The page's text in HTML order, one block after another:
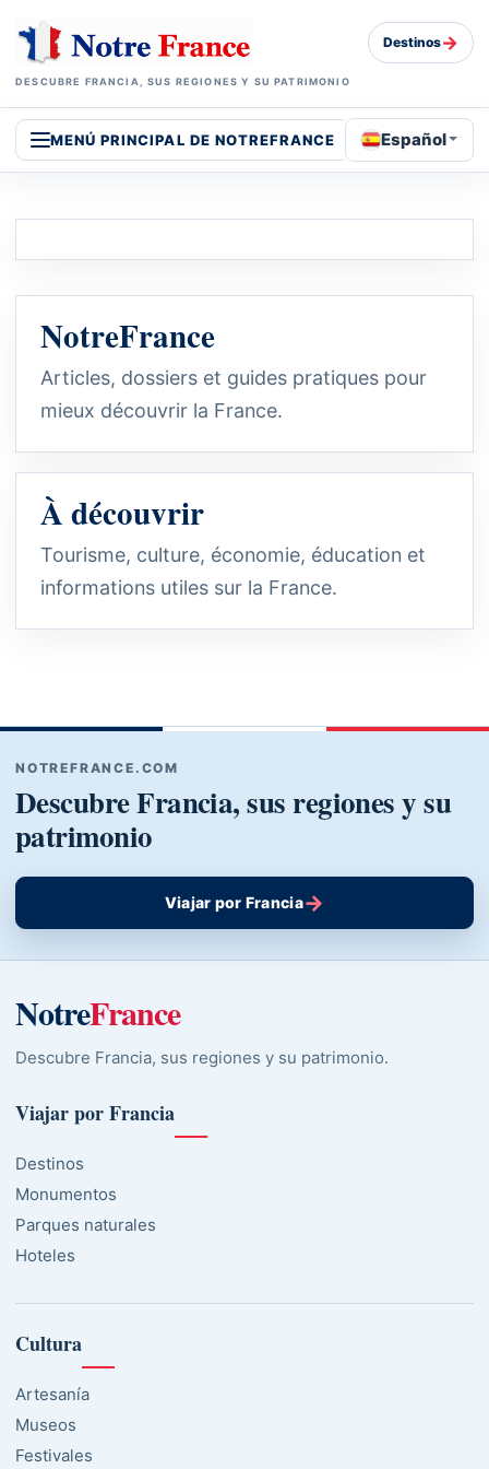
DESCUBRE FRANCIA, SUS REGIONES Y SU PATRIMONIO
Destinos→
MENÚ PRINCIPAL DE NOTREFRANCE Español
NotreFrance
Articles, dossiers et guides pratiques pour
mieux découvrir la France.
À découvrir
Tourisme, culture, économie, éducation et
informations utiles sur la France.
NOTREFRANCE.COM
Descubre Francia, sus regiones y su
patrimonio
Viajar por Francia→
NotreFrance
Descubre Francia, sus regiones y su patrimonio.
Viajar por Francia
Destinos
Monumentos
Parques naturales
Hoteles
Cultura
Artesanía
Museos
Festivales